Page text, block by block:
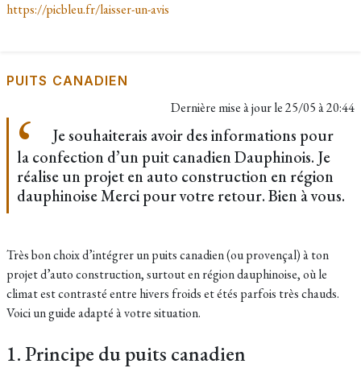
https://picbleu.fr/laisser-un-avis
PUITS CANADIEN
Dernière mise à jour le25/05 à 20:44
Je souhaiterais avoir des informations pour
la confection d’un puit canadien Dauphinois. Je
réalise un projet en auto construction en région
dauphinoise Merci pour votre retour. Bien à vous.
Très bon choix d’intégrer un puits canadien (ou provençal) à ton
projet d’auto construction, surtout en région dauphinoise, où le
climat est contrasté entre hivers froids et étés parfois très chauds.
Voici un guide adapté à votre situation.
1. Principe du puits canadien